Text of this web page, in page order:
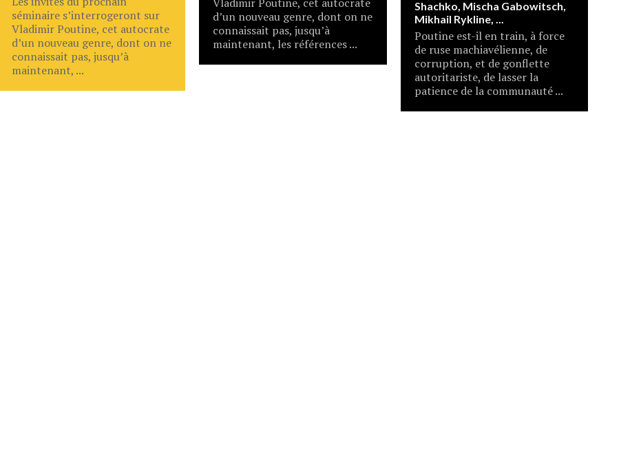
séminaire s’interrogeront sur
Vladimir Poutine, cet autocrate
d’un nouveau genre, dont on ne
connaissait pas, jusqu’à
maintenant, ...
d’un nouveau genre, dont on ne
connaissait pas, jusqu’à
maintenant, les références ...
Shachko, Mischa Gabowitsch,
Mikhail Rykline, ...
Poutine est-il en train, à force
de ruse machiavélienne, de
corruption, et de gonflette
autoritariste, de lasser la
patience de la communauté ...